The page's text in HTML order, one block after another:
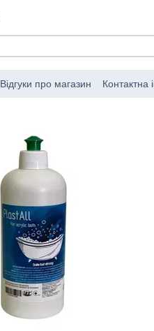
Відгуки про магазин Контактна